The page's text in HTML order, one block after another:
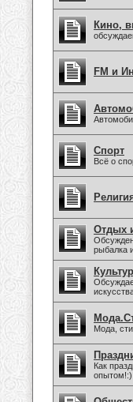
Кино,
FM и
Спорт
Всё о
Отдых
рыбалка
Мода,
Как
опытом!:)